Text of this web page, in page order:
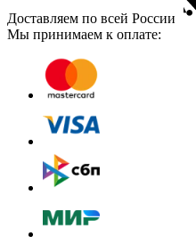
Доставляем по всей России
Мы принимаем к оплате: